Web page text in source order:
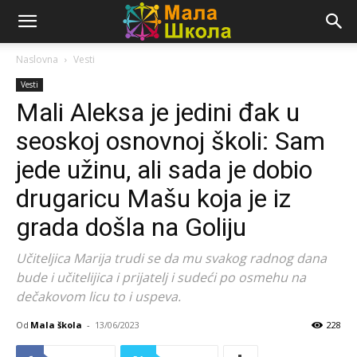
Naslovna Vesti
Vesti
Mali Aleksa je jedini đak u
seoskoj osnovnoj školi: Sam
jede užinu, ali sada je dobio
drugaricu Mašu koja je iz
grada došla na Goliju
Učiteljica Marija trudi se da mu svakog radnog dana
bude i učitelijica i prijatelj i sudeći po osmehu na
dečakovom licu to i uspeva.
Od Mala škola - 13/06/2023 228